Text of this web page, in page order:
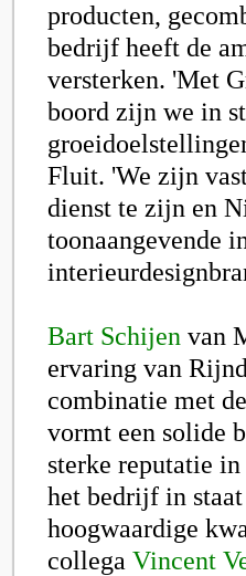
producten,
bedrijf heeft de
versterken. 'Met
boord zijn we in
Fluit. 'We zijn
dienst te zijn en
toonaangevende
Bart Schijen van
ervaring van
combinatie met
vormt een solide
sterke reputatie
het bedrijf in
hoogwaardige
collega Vincent